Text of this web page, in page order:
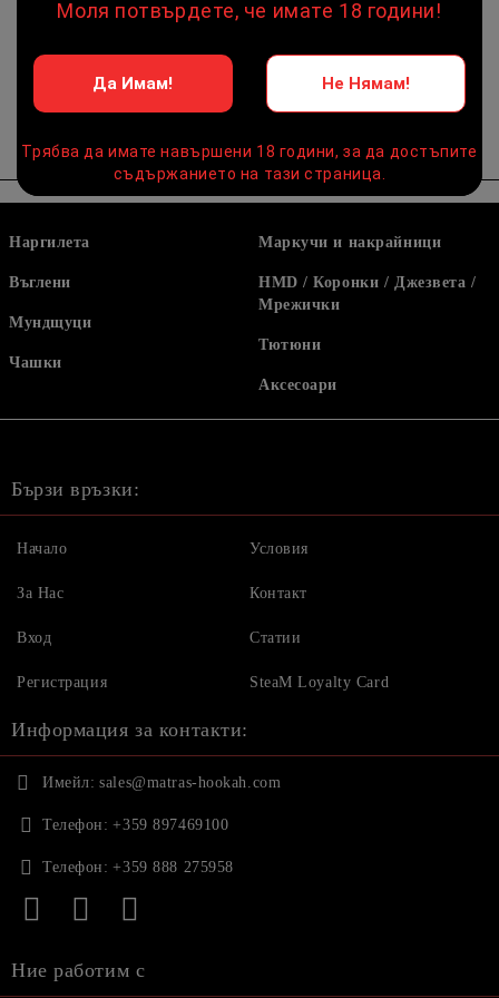
Наргилета
Въглени
Мундщуци
Чашки
Маркучи и накрайници
HMD / Коронки / Джезвета /
Мрежички
Тютюни
Аксесоари
Бързи връзки:
Начало
За Нас
Вход
Регистрация
Условия
Контакт
Статии
SteaM Loyalty Card
Информация за контакти:
Имейл: sales@matras-hookah.com
Телефон: +359 897469100
Телефон: +359 888 275958
Ние работим с
Моля потвърдете, че имате 18 години!
Да Имам! Не Нямам!
Трябва да имате навършени 18 години, за да достъпите
съдържанието на тази страница.